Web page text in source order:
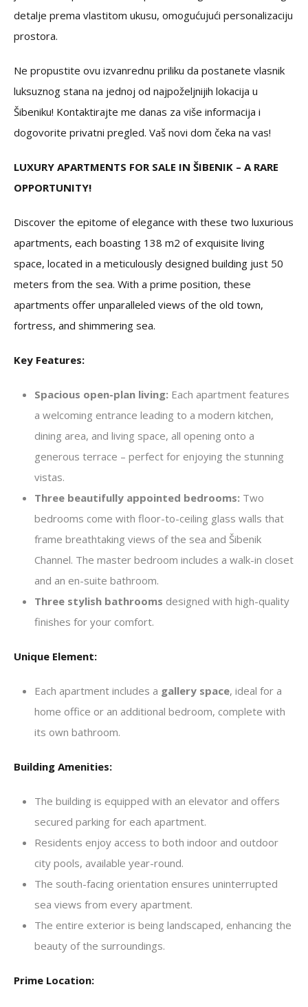
detalje prema vlastitom ukusu, omogućujući personalizaciju
prostora.
Ne propustite ovu izvanrednu priliku da postanete vlasnik
luksuznog stana na jednoj od najpoželjnijih lokacija u
Šibeniku! Kontaktirajte me danas za više informacija i
dogovorite privatni pregled. Vaš novi dom čeka na vas!
LUXURY APARTMENTS FOR SALE IN ŠIBENIK – A RARE
OPPORTUNITY!
Discover the epitome of elegance with these two luxurious
apartments, each boasting 138 m2 of exquisite living
space, located in a meticulously designed building just 50
meters from the sea. With a prime position, these
apartments offer unparalleled views of the old town,
fortress, and shimmering sea.
Key Features:
Spacious open-plan living: Each apartment features
a welcoming entrance leading to a modern kitchen,
dining area, and living space, all opening onto a
generous terrace – perfect for enjoying the stunning
vistas.
Three beautifully appointed bedrooms: Two
bedrooms come with floor-to-ceiling glass walls that
frame breathtaking views of the sea and Šibenik
Channel. The master bedroom includes a walk-in closet
and an en-suite bathroom.
Three stylish bathrooms designed with high-quality
finishes for your comfort.
Unique Element:
Each apartment includes a gallery space, ideal for a
home office or an additional bedroom, complete with
its own bathroom.
Building Amenities:
The building is equipped with an elevator and offers
secured parking for each apartment.
Residents enjoy access to both indoor and outdoor
city pools, available year-round.
The south-facing orientation ensures uninterrupted
sea views from every apartment.
The entire exterior is being landscaped, enhancing the
beauty of the surroundings.
Prime Location: